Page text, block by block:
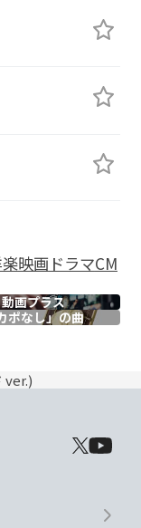
映画ドラマCM
動画プラス
ポなし」の曲
ver.)